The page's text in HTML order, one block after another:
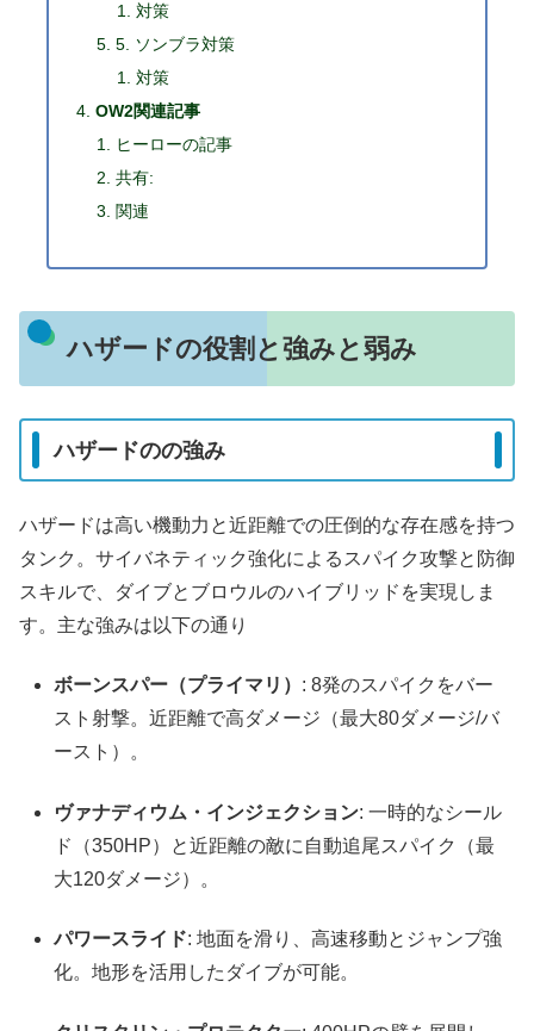
対策
5. ソンブラ対策
対策
OW2関連記事
ヒーローの記事
共有:
関連
ハザードの役割と強みと弱み
ハザードのの強み
ハザードは高い機動力と近距離での圧倒的な存在感を持つ
タンク。サイバネティック強化によるスパイク攻撃と防御
スキルで、ダイブとブロウルのハイブリッドを実現しま
す。主な強みは以下の通り
ボーンスパー（プライマリ） : 8発のスパイクをバー
スト射撃。近距離で高ダメージ（最大80ダメージ/バ
ースト）。
ヴァナディウム・インジェクション: 一時的なシール
ド（350HP）と近距離の敵に自動追尾スパイク（最
大120ダメージ）。
パワースライド: 地面を滑り、高速移動とジャンプ強
化。地形を活用したダイブが可能。